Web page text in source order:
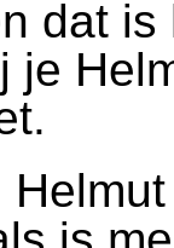
dat is
je
Helmut